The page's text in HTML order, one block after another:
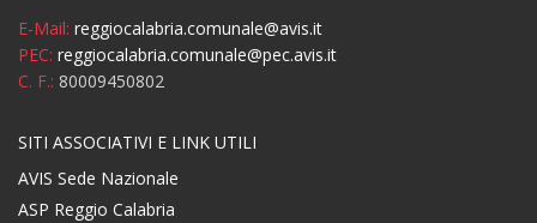
E-Mail: reggiocalabria.comunale@avis.it
PEC: reggiocalabria.comunale@pec.avis.it
C. F.: 80009450802
SITI ASSOCIATIVI E LINK UTILI
AVIS Sede Nazionale
ASP Reggio Calabria